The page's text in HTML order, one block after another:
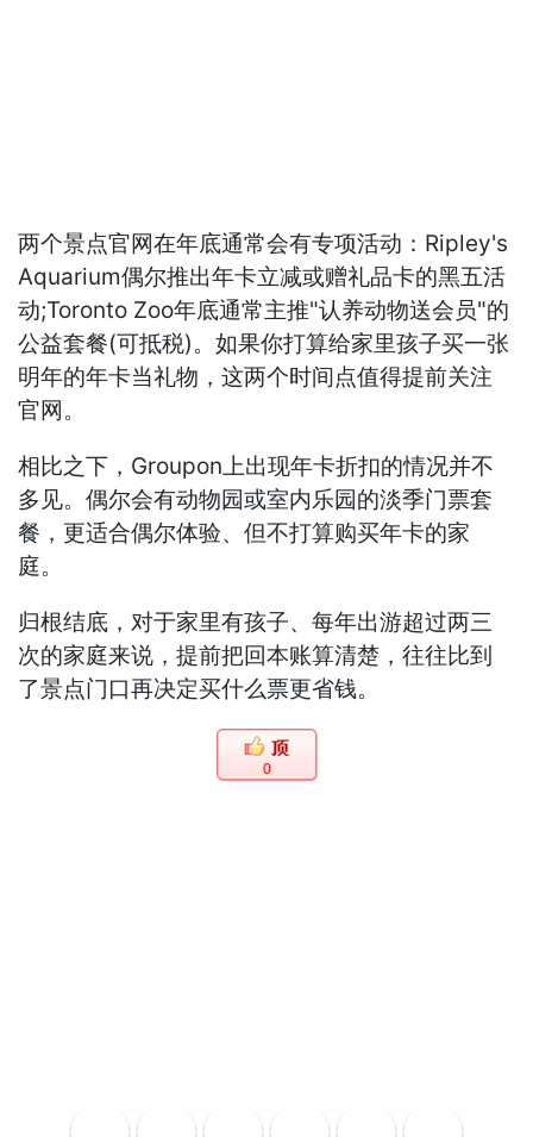
两个景点官网在年底通常会有专项活动：Ripley's
Aquarium偶尔推出年卡立减或赠礼品卡的黑五活
动;Toronto Zoo年底通常主推"认养动物送会员"的
公益套餐(可抵税)。如果你打算给家里孩子买一张
明年的年卡当礼物，这两个时间点值得提前关注
官网。
相比之下，Groupon上出现年卡折扣的情况并不
多见。偶尔会有动物园或室内乐园的淡季门票套
餐，更适合偶尔体验、但不打算购买年卡的家
庭。
归根结底，对于家里有孩子、每年出游超过两三
次的家庭来说，提前把回本账算清楚，往往比到
了景点门口再决定买什么票更省钱。
0